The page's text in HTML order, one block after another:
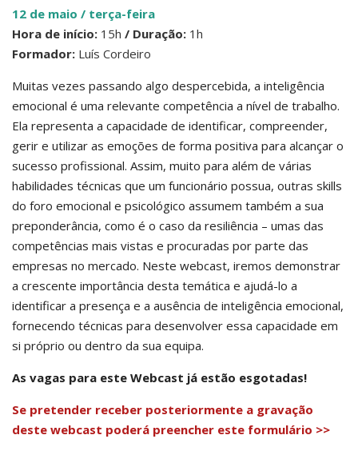
12 de maio / terça-feira
Hora de início: 15h / Duração: 1h
Formador: Luís Cordeiro
Muitas vezes passando algo despercebida, a inteligência
emocional é uma relevante competência a nível de trabalho.
Ela representa a capacidade de identificar, compreender,
gerir e utilizar as emoções de forma positiva para alcançar o
sucesso profissional. Assim, muito para além de várias
habilidades técnicas que um funcionário possua, outras skills
do foro emocional e psicológico assumem também a sua
preponderância, como é o caso da resiliência – umas das
competências mais vistas e procuradas por parte das
empresas no mercado. Neste webcast, iremos demonstrar
a crescente importância desta temática e ajudá-lo a
identificar a presença e a ausência de inteligência emocional,
fornecendo técnicas para desenvolver essa capacidade em
si próprio ou dentro da sua equipa.
As vagas para este Webcast já estão esgotadas!
Se pretender receber posteriormente a gravação
deste webcast poderá preencher este formulário >>